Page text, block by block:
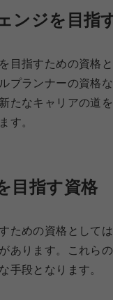
ンジを目指
目指すための資格
プランナーの資格な
たなキャリアの道
す。
目指す資格
ための資格として
あります。これら
手段となります。